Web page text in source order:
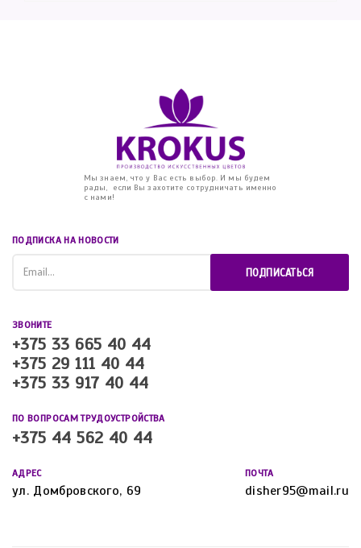
Мы знаем, что у Вас есть выбор. И мы будем
рады, если Вы захотите сотрудничать именно
с нами!
ПОДПИСКА НА НОВОСТИ
ПОДПИСАТЬСЯ
ЗВОНИТЕ
+375 33 665 40 44
+375 29 111 40 44
+375 33 917 40 44
ПО ВОПРОСАМ ТРУДОУСТРОЙСТВА
+375 44 562 40 44
АДРЕС
ул. Домбровского, 69
ПОЧТА
disher95@mail.ru